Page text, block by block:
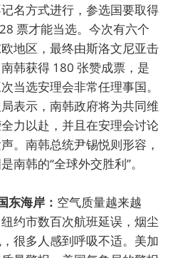
名方式进行，参选国要取得
票才能当选。今次有六个
地区，最终由斯洛文尼亚击
韩获得 180 张赞成票，是
当选安理会非常任理事国。
表示，南韩政府将为共同维
力以赴，并且在安理会讨论
。南韩总统尹锡悦则形容，
南韩的“全球外交胜利”。
东海岸： 空气质量越来越
约市数百次航班延误，烟尘
很多人感到呼吸不适。美加